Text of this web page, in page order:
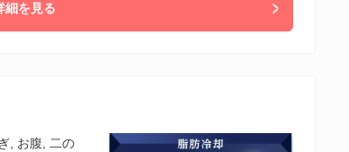
細を見る
, お腹, 二の